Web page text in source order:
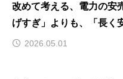
改めて考える、電力の安売り合戦
げすぎ」よりも、「長く
2026.05.01